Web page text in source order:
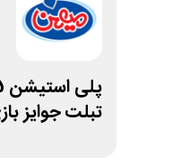
تبلت جوایز